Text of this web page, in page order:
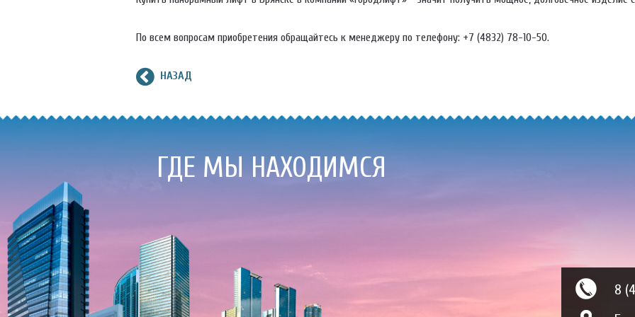
По всем вопросам приобретения обращайтесь к менеджеру по телефону: +7 (4832) 78-10-50.
НАЗАД
ГДЕ МЫ НАХОДИМСЯ
8